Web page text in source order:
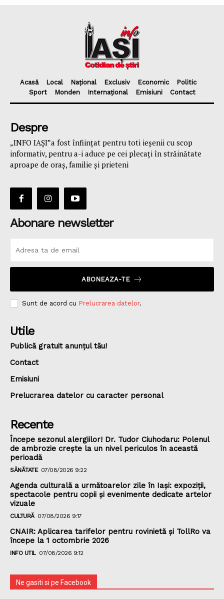
Acasă Local Național Exclusiv Economic
Politic
Sport
Monden Internațional Emisiuni Contact
Despre
„INFO IAȘI”a fost înfiinţat pentru toti ieşenii cu scop
informativ, pentru a-i aduce pe cei plecaţi în străinătate
aproape de oraş, familie și prieteni
Abonare newsletter
ABONEAZA-TE
Sunt de acord cu Prelucrarea datelor.
Utile
Publică gratuit anunțul tău!
Contact
Emisiuni
Prelucrarea datelor cu caracter personal
Recente
Începe sezonul alergiilor! Dr. Tudor Ciuhodaru: Polenul
de ambrozie crește la un nivel periculos în această
perioadă
SĂNĂTATE 07/08/2026 9:22
Agenda culturală a următoarelor zile în Iași: expoziții,
spectacole pentru copii și evenimente dedicate artelor
vizuale
CULTURĂ 07/08/2026 9:17
CNAIR: Aplicarea tarifelor pentru rovinietă și TollRo va
începe la 1 octombrie 2026
INFO UTIL 07/08/2026 9:12
Ne gasiti si pe Facebook